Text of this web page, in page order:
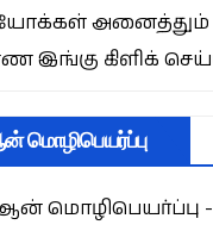
அனைத்தும்
இங்கு கிளிக்
மொழிபெயர்ப்பு
மொழிபெயர்ப்பு